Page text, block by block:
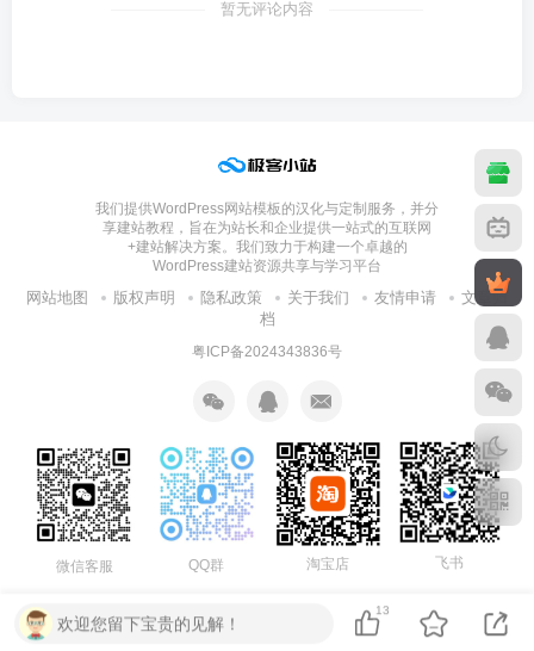
暂无评论内容
我们提供WordPress网站模板的汉化与定制服务，并分
享建站教程，旨在为站长和企业提供一站式的互联网
+建站解决方案。我们致力于构建一个卓越的
WordPress建站资源共享与学习平台
网站地图 版权声明 隐私政策 关于我们 友情申请
文章归
档
粤ICP备2024343836号
微信客服 QQ群 淘宝店 飞书
欢迎您留下宝贵的见解！
13